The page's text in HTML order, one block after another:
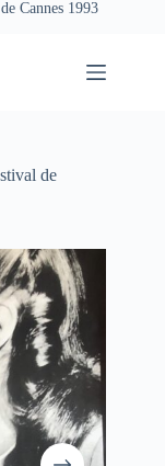
Cannes 1993
de